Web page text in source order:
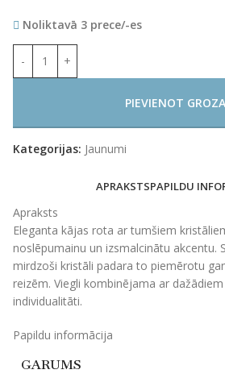
Noliktavā 3 prece/-es
PIEVIENOT
Kategorijas: Jaunumi
APRAKSTSPAPILDU
Apraksts
Eleganta kājas rota ar tumšiem
noslēpumainu un izsmalcinātu akcentu.
mirdzoši kristāli padara to piemērotu
reizēm. Viegli kombinējama ar
individualitāti.
Papildu informācija
GARUMS